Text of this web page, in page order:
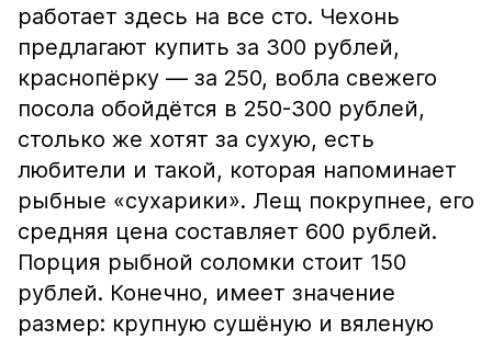
работает здесь на все сто. Чехонь
предлагают купить за 300 рублей,
краснопёрку — за 250, вобла свежего
посола обойдётся в 250-300 рублей,
столько же хотят за сухую, есть
любители и такой, которая напоминает
рыбные «сухарики». Лещ покрупнее, его
средняя цена составляет 600 рублей.
Порция рыбной соломки стоит 150
рублей. Конечно, имеет значение
размер: крупную сушёную и вяленую